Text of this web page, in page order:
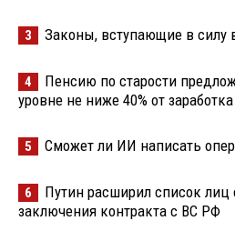
3 Законы, вступающие в силу
4
Пенсию по старости
уровне не ниже 40% от заработка
5 Сможет ли ИИ написать
6
Путин расширил список
заключения контракта с ВС РФ